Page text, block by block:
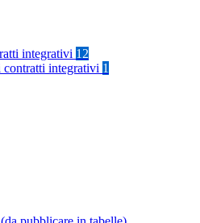
integrativi 12
contratti integrativi 1